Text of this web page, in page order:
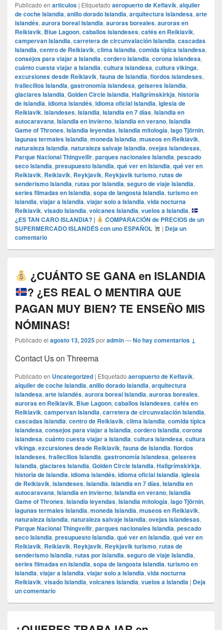
Publicado en articulos | Etiquetado aeropuerto de Keflavík, alquiler
de coche Islandia, anillo dorado Islandia, arquitectura islandesa, arte
islandés, aurora boreal Islandia, auroras boreales, auroras en
Reikiavik, Blue Lagoon, caballos islandeses, cafés en Reikiavik,
campervan Islandia, carretera de circunvalación Islandia, cascadas
Islandia, centro de Reikiavik, clima Islandia, comida típica islandesa,
consejos para viajar a Islandia, cordero Islandia, corona islandesa,
cuánto cuesta viajar a Islandia, cultura islandesa, cultura vikinga,
excursiones desde Reikiavik, fauna de Islandia, fiordos islandeses,
frailecillos Islandia, gastronomía islandesa, geiseres Islandia,
glaciares Islandia, Golden Circle Islandia, Hallgrímskirkja, historia
de Islandia, idioma islandés, idioma oficial Islandia, iglesia de
Reikiavik, islandeses, Islandia, Islandia en 7 días, Islandia en
autocaravana, Islandia en invierno, Islandia en verano, Islandia
Game of Thrones, Islandia leyendas, Islandia mitología, lago Tjörnin,
lagunas termales Islandia, moneda Islandia, museos en Reikiavik,
naturaleza Islandia, naturaleza salvaje Islandia, ovejas islandesas,
Parque Nacional Thingvellir, parques nacionales Islandia, pescado
seco Islandia, presupuesto Islandia, qué ver en Islandia, qué ver en
Reikiavik, Reikiavik, Reykjavik, Reykjavik turismo, rutas de
senderismo Islandia, rutas por Islandia, seguro de viaje Islandia,
series filmadas en Islandia, sopa de langosta Islandia, turismo en
Islandia, viajar a Islandia, viajar solo a Islandia, vida nocturna
Reikiavik, visado Islandia, volcanes Islandia, vuelos a Islandia,
¿ES TAN CARO ISLANDIA? |
COMPARACIÓN de PRECIOS de un
SUPERMERCADO ISLANDÉS con uno ESPAÑOL
| Deja un
comentario
¿CUÁNTO SE GANA en ISLANDIA
? ¿ES REAL O MENTIRA QUE
PAGAN MUY BIEN? TE ENSEÑO MIS
NÓMINAS!
Publicado el agosto 13, 2025poradmin—No hay comentarios ↓
Contact Us on Threema
Publicado en Uncategorized | Etiquetado aeropuerto de Keflavík,
alquiler de coche Islandia, anillo dorado Islandia, arquitectura
islandesa, arte islandés, aurora boreal Islandia, auroras boreales,
auroras en Reikiavik, Blue Lagoon, caballos islandeses, cafés en
Reikiavik, campervan Islandia, carretera de circunvalación Islandia,
cascadas Islandia, centro de Reikiavik, clima Islandia, comida típica
islandesa, consejos para viajar a Islandia, cordero Islandia, corona
islandesa, cuánto cuesta viajar a Islandia, cultura islandesa, cultura
vikinga, excursiones desde Reikiavik, fauna de Islandia, fiordos
islandeses, frailecillos Islandia, gastronomía islandesa, geiseres
Islandia, glaciares Islandia, Golden Circle Islandia, Hallgrímskirkja,
historia de Islandia, idioma islandés, idioma oficial Islandia, iglesia
de Reikiavik, islandeses, Islandia, Islandia en 7 días, Islandia en
autocaravana, Islandia en invierno, Islandia en verano, Islandia
Game of Thrones, Islandia leyendas, Islandia mitología, lago Tjörnin,
lagunas termales Islandia, moneda Islandia, museos en Reikiavik,
naturaleza Islandia, naturaleza salvaje Islandia, ovejas islandesas,
Parque Nacional Thingvellir, parques nacionales Islandia, pescado
seco Islandia, presupuesto Islandia, qué ver en Islandia, qué ver en
Reikiavik, Reikiavik, Reykjavik, Reykjavik turismo, rutas de
senderismo Islandia, rutas por Islandia, seguro de viaje Islandia,
series filmadas en Islandia, sopa de langosta Islandia, turismo en
Islandia, viajar a Islandia, viajar solo a Islandia, vida nocturna
Reikiavik, visado Islandia, volcanes Islandia, vuelos a Islandia | Deja
un comentario